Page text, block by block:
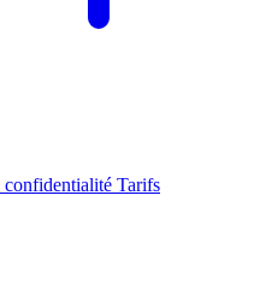
confidentialité Tarifs